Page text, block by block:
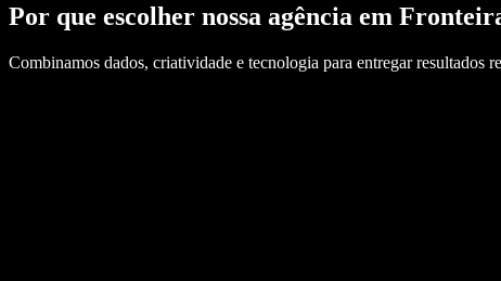
Por que escolher nossa agência em
Combinamos dados, criatividade e tecnologia para entregar resultados